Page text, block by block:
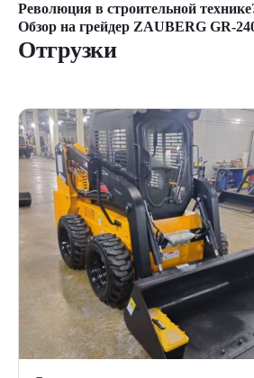
Революция в строительной
Обзор на грейдер ZAUBERG GR-
Отгрузки